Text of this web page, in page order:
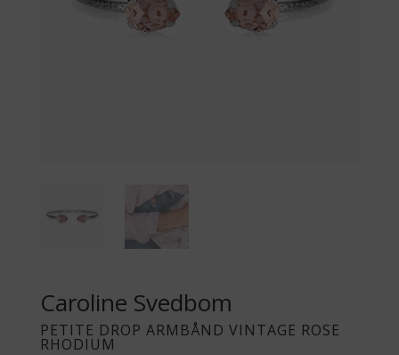
Caroline Svedbom
PETITE DROP ARMBÅND VINTAGE ROSE
RHODIUM